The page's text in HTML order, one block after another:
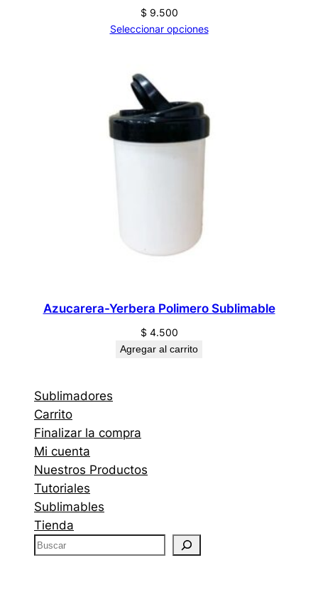
$9.500
Seleccionar opciones
Azucarera-Yerbera Polimero Sublimable
$4.500
Agregar al carrito
Sublimadores
Carrito
Finalizar la compra
Mi cuenta
Nuestros Productos
Tutoriales
Sublimables
Tienda
B